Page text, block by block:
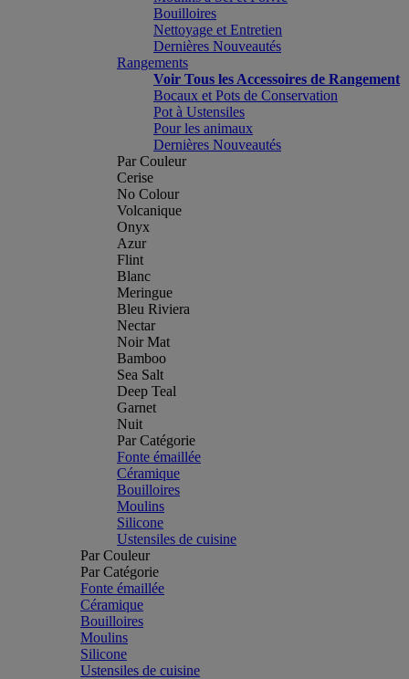
Bouilloires
Nettoyage et Entretien
Dernières Nouveautés
Rangements
Voir Tous les Accessoires de Rangement
Bocaux et Pots de Conservation
Pot à Ustensiles
Pour les animaux
Dernières Nouveautés
Par Couleur
Cerise
No Colour
Volcanique
Onyx
Azur
Flint
Blanc
Meringue
Bleu Riviera
Nectar
Noir Mat
Bamboo
Sea Salt
Deep Teal
Garnet
Nuit
Par Catégorie
Fonte émaillée
Céramique
Bouilloires
Moulins
Silicone
Ustensiles de cuisine
Par Couleur
Par Catégorie
Fonte émaillée
Céramique
Bouilloires
Moulins
Silicone
Ustensiles de cuisine